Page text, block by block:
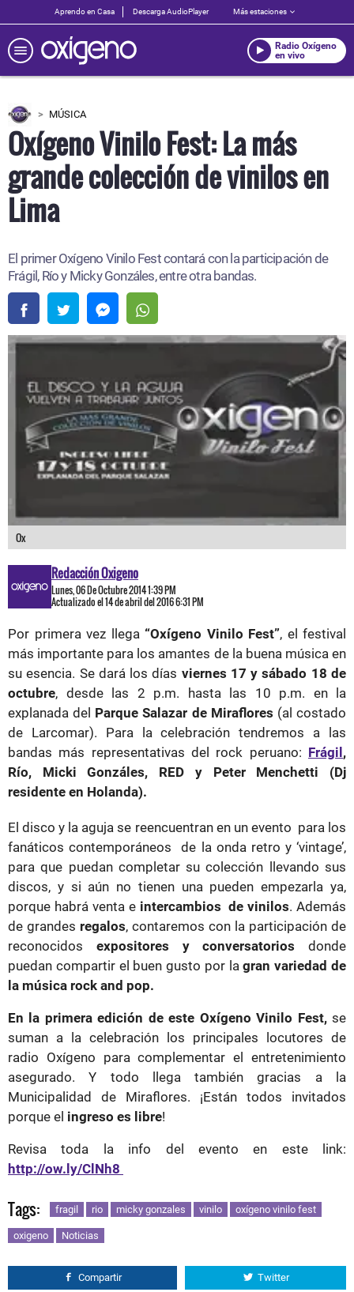
Aprendo en Casa Descarga AudioPlayer Más estaciones
Radio Oxígeno
en vivo
MÚSICA
Oxígeno Vinilo Fest: La más
grande colección de vinilos en
Lima
El primer Oxígeno Vinilo Fest contará con la participación de
Frágil, Río y Micky Gonzáles, entre otra bandas.
Ox
Redacción Oxigeno
Lunes, 06 De Octubre 2014 1:39 PM
Actualizado el 14 de abril del 2016 6:31 PM
Por primera vez llega “Oxígeno Vinilo Fest”, el festival
más importante para los amantes de la buena música en
su esencia. Se dará los días viernes 17 y sábado 18 de
octubre, desde las 2 p.m. hasta las 10 p.m. en la
explanada del Parque Salazar de Miraflores (al costado
de Larcomar). Para la celebración tendremos a las
bandas más representativas del rock peruano: Frágil,
Río, Micki Gonzáles, RED y Peter Menchetti (Dj
residente en Holanda).
El disco y la aguja se reencuentran en un evento para los
fanáticos contemporáneos de la onda retro y ‘vintage’,
para que puedan completar su colección llevando sus
discos, y si aún no tienen una pueden empezarla ya,
porque habrá venta e intercambios de vinilos. Además
de grandes regalos, contaremos con la participación de
reconocidos expositores y conversatorios donde
puedan compartir el buen gusto por lagran variedad de
la música rock and pop.
En la primera edición de este Oxígeno Vinilo Fest, se
suman a la celebración los principales locutores de
radio Oxígeno para complementar el entretenimiento
asegurado. Y todo llega también gracias a la
Municipalidad de Miraflores. ¡Están todos invitados
porque el ingreso es libre!
Revisa toda la info del evento en este link:
http://ow.ly/ClNh8
Tags: fragil rio micky gonzales vinilo oxígeno vinilo fest
oxigeno Noticias
Compartir Twitter